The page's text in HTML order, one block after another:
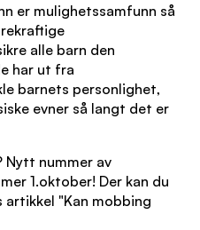
er mulighetssamfunn så
alle barn den
har ut fra
barnets personlighet,
evner så langt det er
Nytt nummer av
1.oktober! Der kan du
artikkel "Kan mobbing